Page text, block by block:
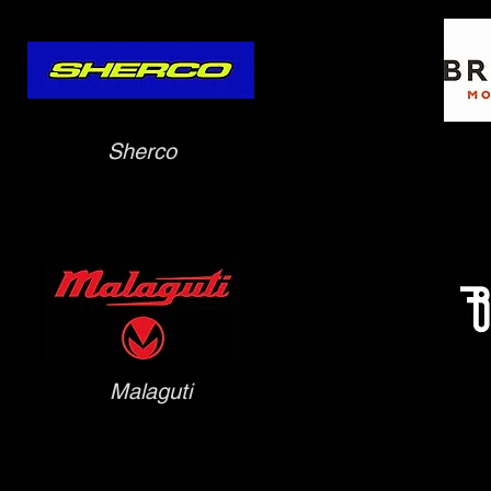
Sherco
Malaguti